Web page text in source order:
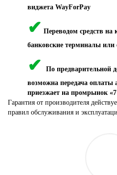
виджета WayForPay
✔ Переводом средств на
банковские терминалы или
✔
По предварительной
возможна передача оплаты
приезжает на промрынок
Гарантия от производителя
правил обслуживания и